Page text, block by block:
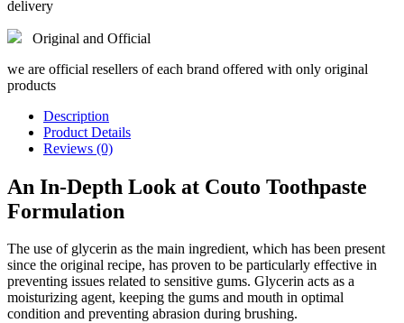
delivery
Original and Official
we are official resellers of each brand offered with only original
products
Description
Product Details
Reviews (0)
An In-Depth Look at Couto Toothpaste
Formulation
The use of glycerin as the main ingredient, which has been present
since the original recipe, has proven to be particularly effective in
preventing issues related to sensitive gums. Glycerin acts as a
moisturizing agent, keeping the gums and mouth in optimal
condition and preventing abrasion during brushing.